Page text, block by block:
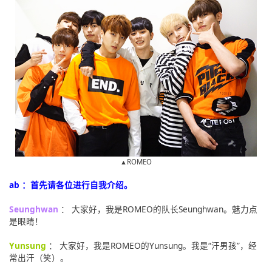
▲ROMEO
ab ：首先请各位进行自我介绍。
Seunghwan ： 大家好，我是ROMEO的队长Seunghwan。魅力点
是眼睛！
Yunsung ： 大家好，我是ROMEO的Yunsung。我是“汗男孩”，经
常出汗（笑）。